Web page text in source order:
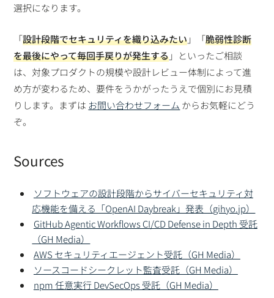
選択になります。
「設計段階でセキュリティを織り込みたい」「脆弱性診断
を最後にやって毎回手戻りが発生する」といったご相談
は、対象プロダクトの規模や設計レビュー体制によって進
め方が変わるため、要件をうかがったうえで個別にお見積
りします。まずは お問い合わせフォーム からお気軽にどう
ぞ。
Sources
ソフトウェアの設計段階からサイバーセキュリティ対
応機能を備える「OpenAI Daybreak」発表（gihyo.jp）
GitHub Agentic Workflows CI/CD Defense in Depth 受託
（GH Media）
AWS セキュリティエージェント受託（GH Media）
ソースコードシークレット監査受託（GH Media）
npm 任意実行 DevSecOps 受託（GH Media）